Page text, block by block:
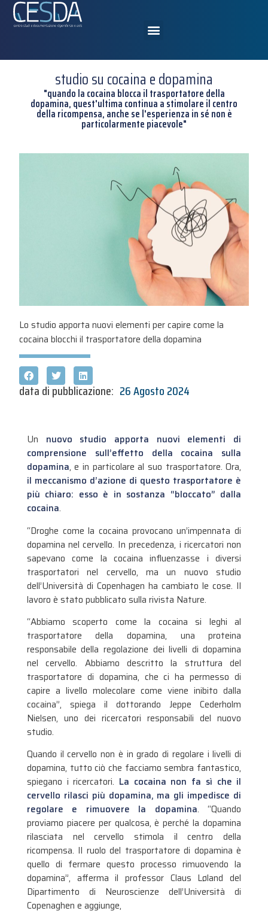
studio su cocaina e dopamina
"quando la cocaina blocca il trasportatore della
dopamina, quest'ultima continua a stimolare il centro
della ricompensa, anche se l'esperienza in sé non è
particolarmente piacevole"
Lo studio apporta nuovi elementi per capire come la
cocaina blocchi il trasportatore della dopamina
data di pubblicazione: 26 Agosto 2024
Un nuovo studio apporta nuovi elementi di
comprensione sull’effetto della cocaina sulla
dopamina, e in particolare al suo trasportatore. Ora,
il meccanismo d’azione di questo trasportatore è
più chiaro: esso è in sostanza “bloccato” dalla
cocaina.
“Droghe come la cocaina provocano un’impennata di
dopamina nel cervello. In precedenza, i ricercatori non
sapevano come la cocaina influenzasse i diversi
trasportatori nel cervello, ma un nuovo studio
dell’Università di Copenhagen ha cambiato le cose. Il
lavoro è stato pubblicato sulla rivista Nature.
“Abbiamo scoperto come la cocaina si leghi al
trasportatore della dopamina, una proteina
responsabile della regolazione dei livelli di dopamina
nel cervello. Abbiamo descritto la struttura del
trasportatore di dopamina, che ci ha permesso di
capire a livello molecolare come viene inibito dalla
cocaina”, spiega il dottorando Jeppe Cederholm
Nielsen, uno dei ricercatori responsabili del nuovo
studio.
Quando il cervello non è in grado di regolare i livelli di
dopamina, tutto ciò che facciamo sembra fantastico,
spiegano i ricercatori. La cocaina non fa sì che il
cervello rilasci più dopamina, ma gli impedisce di
regolare e rimuovere la dopamina. “Quando
proviamo piacere per qualcosa, è perché la dopamina
rilasciata nel cervello stimola il centro della
ricompensa. Il ruolo del trasportatore di dopamina è
quello di fermare questo processo rimuovendo la
dopamina”, afferma il professor Claus Løland del
Dipartimento di Neuroscienze dell’Università di
Copenaghen e aggiunge,